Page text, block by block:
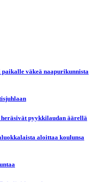
väkeä naapurikunnista
pyykkilaudan äärellä
aloittaa koulunsa